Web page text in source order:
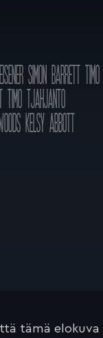
SIMON BARRETT
TIMO TJAHJANTO
KELSY ABBOTT
tämä